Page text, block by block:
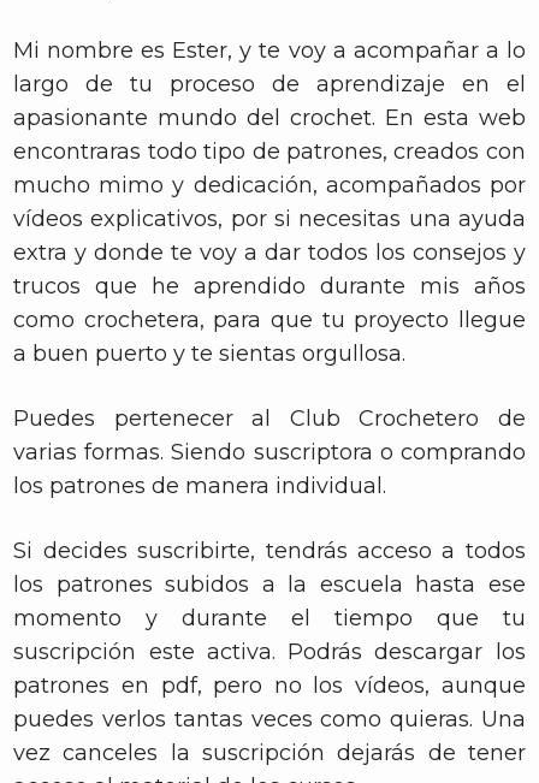
Mi nombre es Ester, y te voy a acompañar a lo
largo de tu proceso de aprendizaje en el
apasionante mundo del crochet. En esta web
encontraras todo tipo de patrones, creados con
mucho mimo y dedicación, acompañados por
vídeos explicativos, por si necesitas una ayuda
extra y donde te voy a dar todos los consejos y
trucos que he aprendido durante mis años
como crochetera, para que tu proyecto llegue
a buen puerto y te sientas orgullosa.
Puedes pertenecer al Club Crochetero de
varias formas. Siendo suscriptora o comprando
los patrones de manera individual.
Si decides suscribirte, tendrás acceso a todos
los patrones subidos a la escuela hasta ese
momento y durante el tiempo que tu
suscripción este activa. Podrás descargar los
patrones en pdf, pero no los vídeos, aunque
puedes verlos tantas veces como quieras. Una
vez canceles la suscripción dejarás de tener